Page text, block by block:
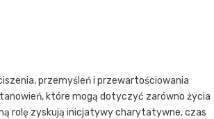
przemyśleń i przewartościowania
które mogą dotyczyć zarówno życia
rolę zyskują inicjatywy charytatywne, czas